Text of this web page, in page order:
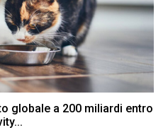
globale a 200 miliardi entro